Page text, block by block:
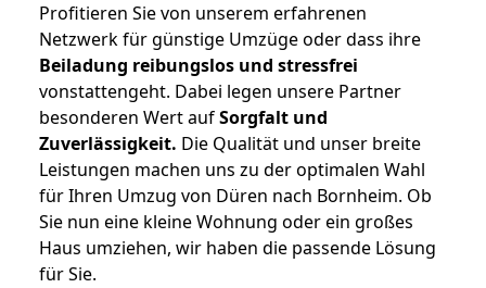
Profitieren Sie von unserem erfahrenen
Netzwerk für günstige Umzüge oder dass ihre
Beiladung reibungslos und stressfrei
vonstattengeht. Dabei legen unsere Partner
besonderen Wert aufSorgfalt und
Zuverlässigkeit. Die Qualität und unser breite
Leistungen machen uns zu der optimalen Wahl
für Ihren Umzug von Düren nach Bornheim. Ob
Sie nun eine kleine Wohnung oder ein großes
Haus umziehen, wir haben die passende Lösung
für Sie.